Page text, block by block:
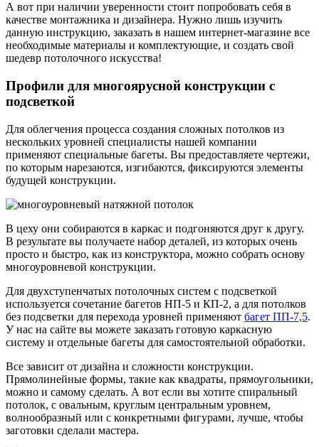
А вот при наличии уверенности стоит попробовать себя в
качестве монтажника и дизайнера. Нужно лишь изучить
данную инструкцию, заказать в нашем интернет-магазине все
необходимые материалы и комплектующие, и создать свой
шедевр потолочного искусства!
Профили для многоярусной конструкции с
подсветкой
Для облегчения процесса создания сложных потолков из
нескольких уровней специалисты нашей компании
применяют специальные багеты. Вы предоставляете чертежи,
по которым нарезаются, изгибаются, фиксируются элементы
будущей конструкции.
В цеху они собираются в каркас и подгоняются друг к другу.
В результате вы получаете набор деталей, из которых очень
просто и быстро, как из конструктора, можно собрать основу
многоуровневой конструкции.
Для двухступенчатых потолочных систем с подсветкой
используется сочетание багетов НП-5 и КП-2, а для потолков
без подсветки для перехода уровней применяют багет ПП-7,5.
У нас на сайте вы можете заказать готовую каркасную
систему и отдельные багеты для самостоятельной обработки.
Все зависит от дизайна и сложности конструкции.
Прямолинейные формы, такие как квадраты, прямоугольники,
можно и самому сделать. А вот если вы хотите спиральный
потолок, с овальным, круглым центральным уровнем,
волнообразный или с конкретными фигурами, лучше, чтобы
заготовки сделали мастера.